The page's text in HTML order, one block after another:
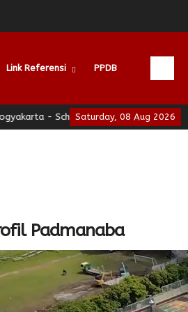
Link Referensi PPDB
Saturday, 08 Aug 2026
- School of Leadership - Jogja Berhati
Padmanaba